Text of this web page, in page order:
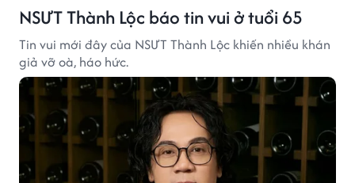
NSƯT Thành Lộc báo tin vui ở tuổi 65
Tin vui mới đây của NSƯT Thành Lộc khiến nhiều khán
giả vỡ oà, háo hức.